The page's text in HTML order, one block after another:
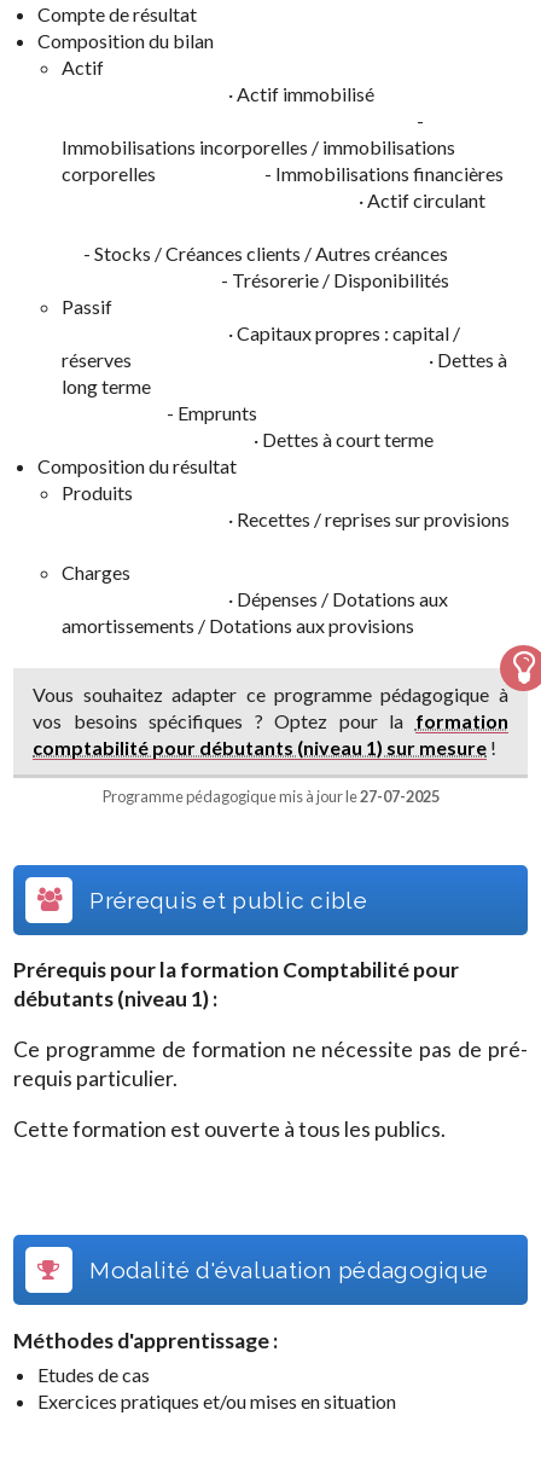
Compte de résultat
Composition du bilan
Actif
· Actif immobilisé
-
Immobilisations incorporelles / immobilisations
corporelles - Immobilisations financières
· Actif circulant
- Stocks / Créances clients / Autres créances
- Trésorerie / Disponibilités
Passif
· Capitaux propres : capital /
réserves · Dettes à
long terme
- Emprunts
· Dettes à court terme
Composition du résultat
Produits
· Recettes / reprises sur provisions
Charges
· Dépenses / Dotations aux
amortissements / Dotations aux provisions
Vous souhaitez adapter ce programme pédagogique à
vos besoins spécifiques ? Optez pour la formation
comptabilité pour débutants (niveau 1) sur mesure !
Programme pédagogique mis à jour le27-07-2025
Prérequis et public cible
Prérequis pour la formation Comptabilité pour
débutants (niveau 1):
Ce programme de formation ne nécessite pas de pré-
requis particulier.
Cette formation est ouverte à tous les publics.
Modalité d'évaluation pédagogique
Méthodes d'apprentissage :
Etudes de cas
Exercices pratiques et/ou mises en situation